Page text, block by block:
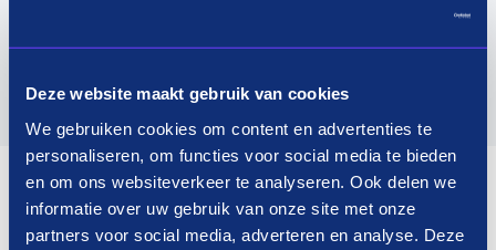
Deze website maakt gebruik van cookies
We gebruiken cookies om content en advertenties te
personaliseren, om functies voor social media te bieden
en om ons websiteverkeer te analyseren. Ook delen we
informatie over uw gebruik van onze site met onze
partners voor social media, adverteren en analyse. Deze